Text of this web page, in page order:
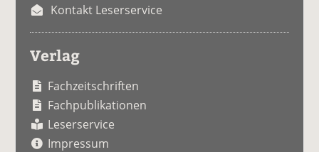
Kontakt Leserservice
Verlag
Fachzeitschriften
Fachpublikationen
Leserservice
Impressum